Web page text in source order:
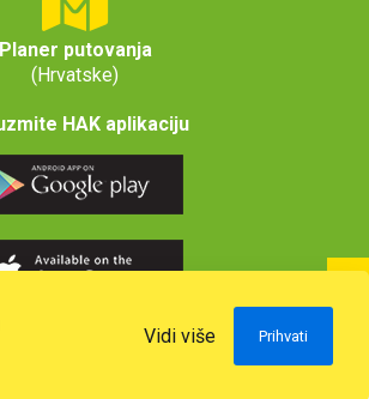
Planer putovanja
(Hrvatske)
HAK aplikaciju
Vidi više Prihvati